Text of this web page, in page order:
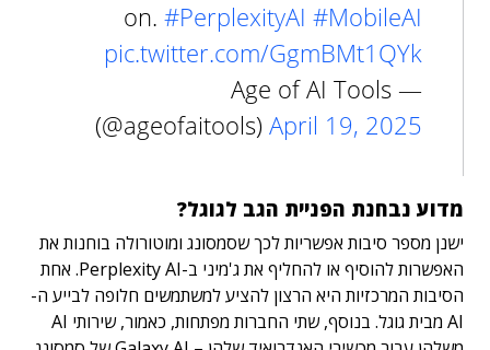
on. #PerplexityAI #MobileAI
pic.twitter.com/GgmBMt1QYk
— Age of AI Tools
(@ageofaitools) April 19, 2025
מדוע נבחנת הפניית הגב לגוגל?
ישנן מספר סיבות אפשריות לכך שסמסונג ומוטורולה בוחנות את
האפשרות להוסיף או להחליף את ג'מיני ב-Perplexity AI. אחת
הסיבות המרכזיות היא הרצון להציע למשתמשים חלופה לבייע ה-
AI מבית גוגל. בנוסף, שתי החברות מפתחות, כאמור, שירותי AI